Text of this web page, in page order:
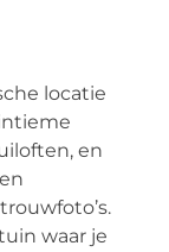
locatie
en
waar je